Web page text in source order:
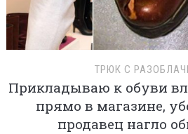
ТРЮК С
Прикладываю к обуви
прямо в магазине,
продавец нагло